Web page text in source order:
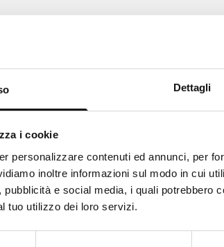
Dettagli
i cookie
personalizzare contenuti ed annunci, per
inoltre informazioni sul modo in cui
pubblicità e social media, i quali potrebbero
tuo utilizzo dei loro servizi.
Comment pouvons-nous
Looks likeItalianis more preferred for
Italian
Change